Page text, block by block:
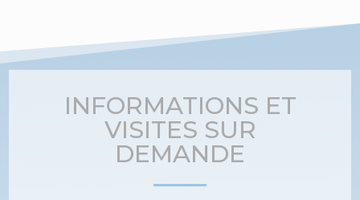
INFORMATIONS ET
VISITES SUR
DEMANDE